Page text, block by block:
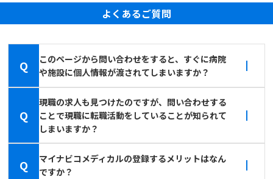
よくあるご質問
Q
このページから問い合わせをすると、すぐに病院
や施設に個人情報が渡されてしまいますか？
Q
現職の求人も見つけたのですが、問い合わせする
ことで現職に転職活動をしていることが知られて
しまいますか？
Q
マイナビコメディカルの登録するメリットはなん
ですか？